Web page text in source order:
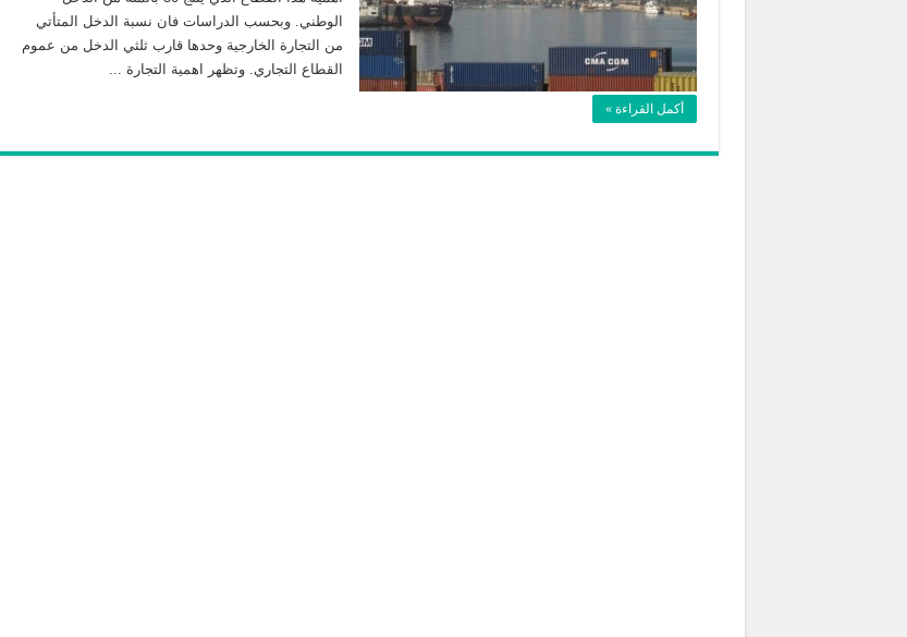
الوطني. وبحسب الدراسات فان نسبة الدخل المتأتي
من التجارة الخارجية وحدها قارب ثلثي الدخل من عموم
القطاع التجاري. وتظهر اهمية التجارة ...
أكمل القراءة »